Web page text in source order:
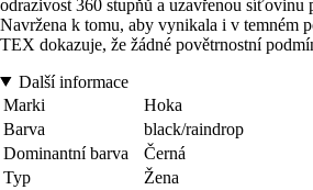
odrazivost 360 stupňů a uzavřenou síťovinu
Navržena k tomu, aby vynikala i v temném
TEX dokazuje, že žádné povětrnostní
Další informace
Marki
Hoka
Barva
black/raindrop
Dominantní barva
Černá
Typ
Žena